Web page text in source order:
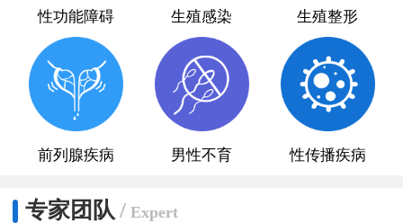
性功能障碍 生殖感染 生殖整形
前列腺疾病 男性不育 性传播疾病
专家团队 / Expert